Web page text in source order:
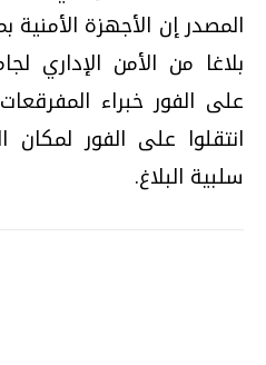
المصدر إن الأجهزة الأمنية
بلاغا من الأمن الإداري
على الفور خبراء
انتقلوا على الفور لمكان
سلبية البلاغ.